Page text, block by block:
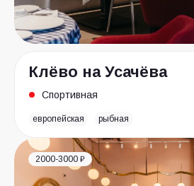
Клёво на Усачёва
Спортивная
европейская рыбная
2000-3000 ₽